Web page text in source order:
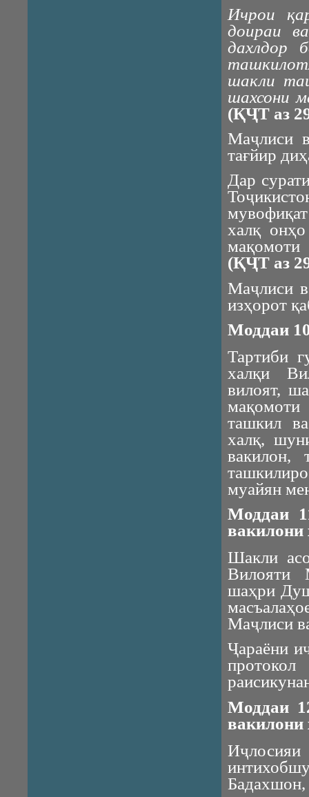
Ичрои
доираи
дахлдор
шакли
шахсони
(ҚҶТ аз
Маҷлиси
тағйир
Дар
халқ
(ҚҶТ аз
Маҷлиси
изҳорот
Моддаи
Тартиби
халқи
вилоят,
мақомоти
ташкил
халқ,
вакилон,
муайян
Моддаи
вакилони
Шакли
Вилояти
шаҳри
Маҷлиси
Ҷараёни
Моддаи
вакилони